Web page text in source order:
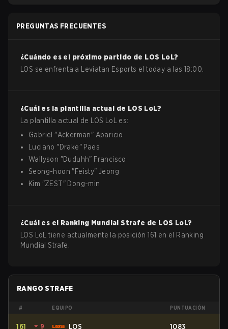
PREGUNTAS FRECUENTES
¿Cuándo es el próximo partido de LOS LoL?
LOS se enfrenta a Leviatan Esports el today a las 18:00.
¿Cuál es la plantilla actual de LOS LoL?
La plantilla actual de
LOS LoL
es:
Gabriel "Ackerman" Aparicio
Luciano "Drake" Paes
Wallyson "Duduhh" Francisco
Seong-hoon "Feisty"Jeong
Kim "ZEST" Dong-min
¿Cuál es el Ranking Mundial Strafe de LOS LoL?
LOS LoL tiene actualmente la posición 161 en el Ranking
Mundial Strafe.
RANGO STRAFE
# EQUIPO PUNTUACIÓN
161 ⏷ 9 LOS 1083